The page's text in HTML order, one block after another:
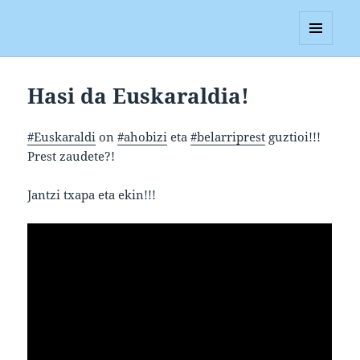
Hasi da Euskaraldia!
#Euskaraldi on#ahobizi eta#belarriprest guztioi!!!
Prest zaudete?!
Jantzi txapa eta ekin!!!